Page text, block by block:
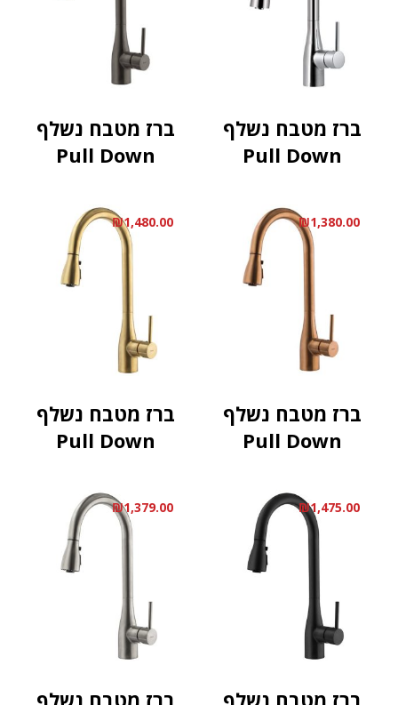
ברז מטבח נשלף
Pull Down
ברז מטבח נשלף
Pull Down
ברז מטבח נשלף
Pull Down
₪1,380.00
ברז מטבח נשלף
Pull Down
₪1,480.00
ברז מטבח נשלף
₪1,475.00
ברז מטבח נשלף
₪1,379.00